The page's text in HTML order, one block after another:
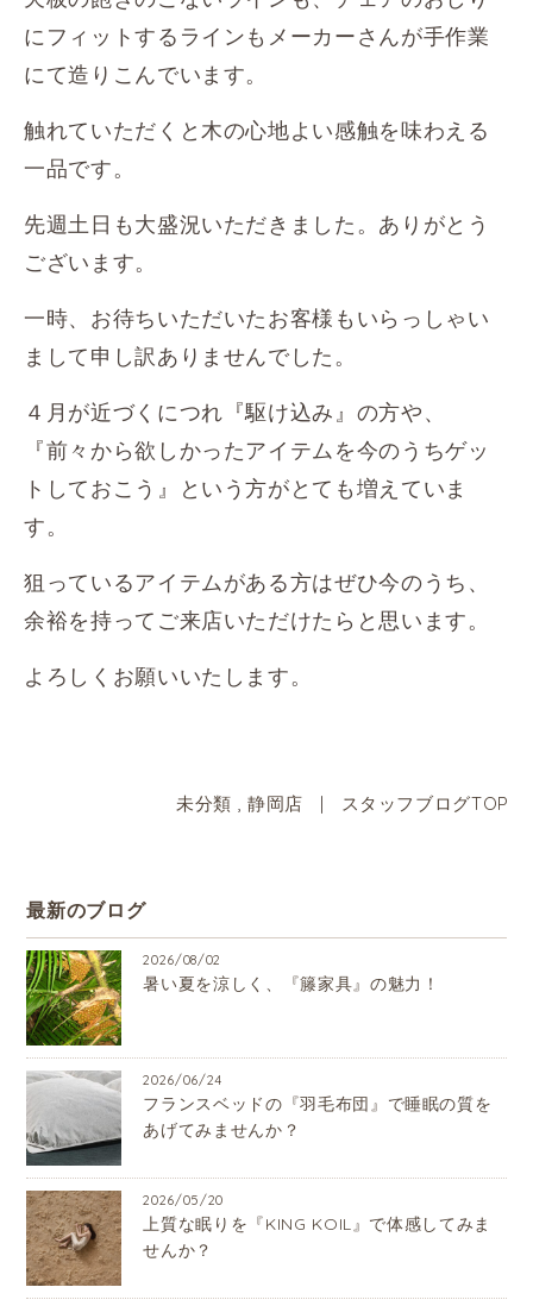
にフィットするラインもメーカーさんが手作業
にて造りこんでいます。
触れていただくと木の心地よい感触を味わえる
一品です。
先週土日も大盛況いただきました。ありがとう
ございます。
一時、お待ちいただいたお客様もいらっしゃい
まして申し訳ありませんでした。
４月が近づくにつれ『駆け込み』の方や、
『前々から欲しかったアイテムを今のうちゲッ
トしておこう』という方がとても増えていま
す。
狙っているアイテムがある方はぜひ今のうち、
余裕を持ってご来店いただけたらと思います。
よろしくお願いいたします。
未分類 , 静岡店 | スタッフブログTOP
最新のブログ
2026/08/02
暑い夏を涼しく、『籐家具』の魅力！
2026/06/24
フランスベッドの『羽毛布団』で睡眠の質を
あげてみませんか？
2026/05/20
上質な眠りを『KING KOIL』で体感してみま
せんか？